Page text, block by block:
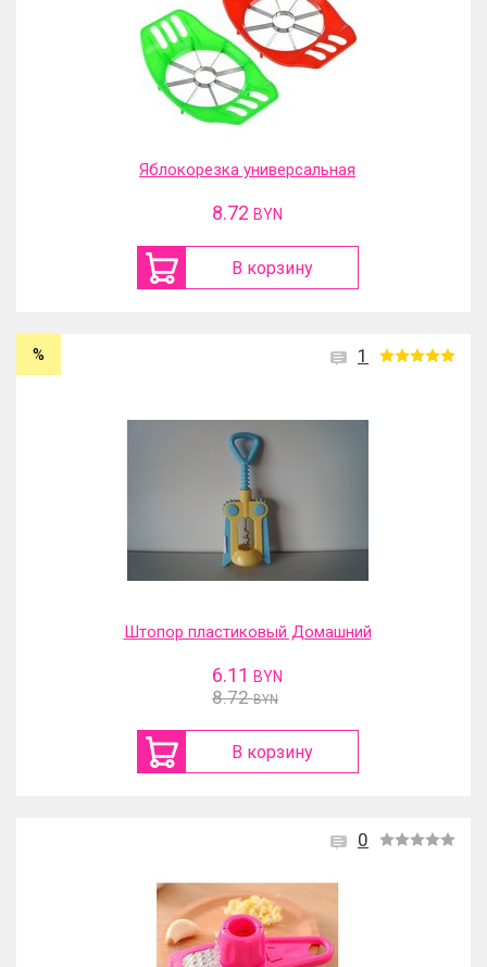
Яблокорезка универсальная
8.72 BYN
В корзину
1
%
Штопор пластиковый Домашний
6.11 BYN
8.72 BYN
В корзину
0